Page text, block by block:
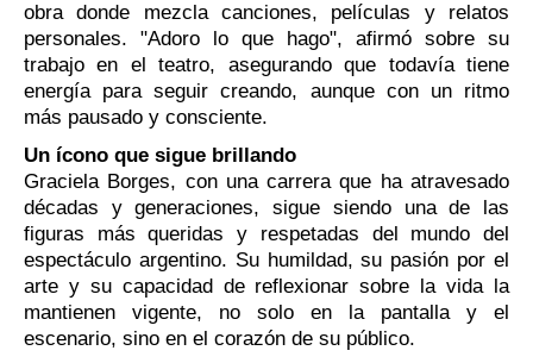
obra donde mezcla canciones, películas y relatos
personales. "Adoro lo que hago", afirmó sobre su
trabajo en el teatro, asegurando que todavía tiene
energía para seguir creando, aunque con un ritmo
más pausado y consciente.
Un ícono que sigue brillando
Graciela Borges, con una carrera que ha atravesado
décadas y generaciones, sigue siendo una de las
figuras más queridas y respetadas del mundo del
espectáculo argentino. Su humildad, su pasión por el
arte y su capacidad de reflexionar sobre la vida la
mantienen vigente, no solo en la pantalla y el
escenario, sino en el corazón de su público.